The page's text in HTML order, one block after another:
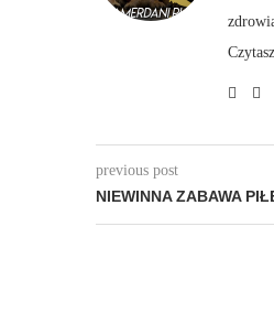
previous post
NIEWINNA ZABAWA